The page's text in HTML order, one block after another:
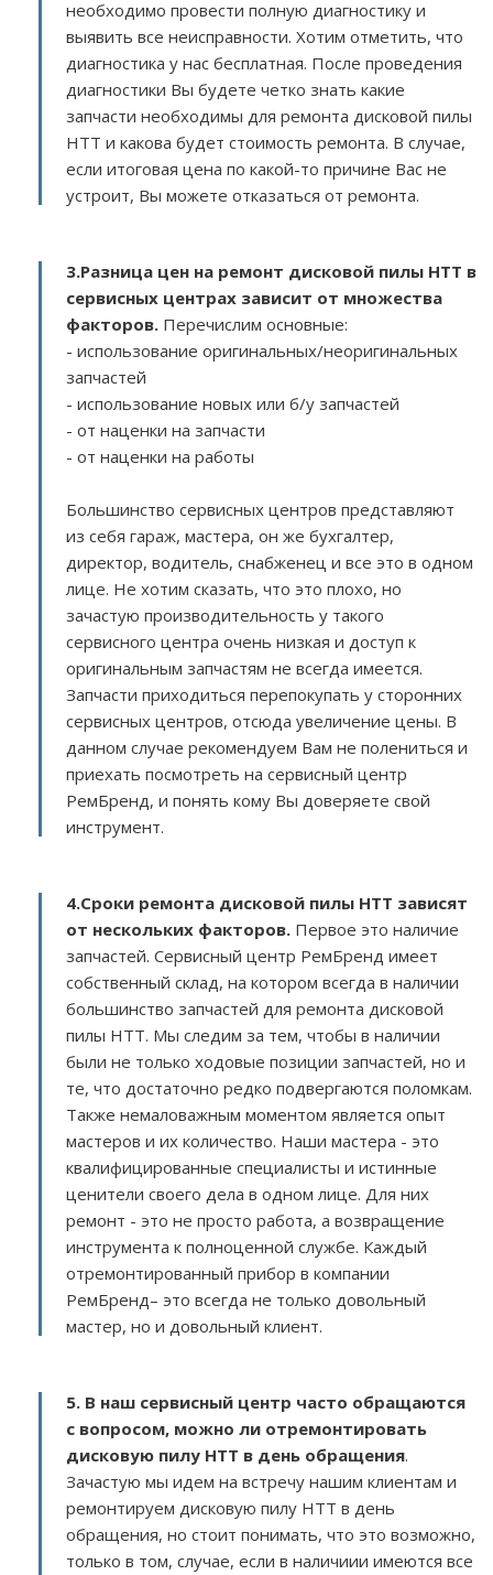
необходимо провести полную диагностику и
выявить все неисправности. Хотим отметить, что
диагностика у нас бесплатная. После проведения
диагностики Вы будете четко знать какие
запчасти необходимы для ремонта дисковой пилы
HTT и какова будет стоимость ремонта. В случае,
если итоговая цена по какой-то причине Вас не
устроит, Вы можете отказаться от ремонта.
3.Разница цен на ремонт дисковой пилы HTT в
сервисных центрах зависит от множества
факторов. Перечислим основные:
- использование оригинальных/неоригинальных
запчастей
- использование новых или б/у запчастей
- от наценки на запчасти
- от наценки на работы
Большинство сервисных центров представляют
из себя гараж, мастера, он же бухгалтер,
директор, водитель, снабженец и все это в одном
лице. Не хотим сказать, что это плохо, но
зачастую производительность у такого
сервисного центра очень низкая и доступ к
оригинальным запчастям не всегда имеется.
Запчасти приходиться перепокупать у сторонних
сервисных центров, отсюда увеличение цены. В
данном случае рекомендуем Вам не полениться и
приехать посмотреть на сервисный центр
РемБренд, и понять кому Вы доверяете свой
инструмент.
4.Сроки ремонта дисковой пилы HTT зависят
от нескольких факторов. Первое это наличие
запчастей. Сервисный центр РемБренд имеет
собственный склад, на котором всегда в наличии
большинство запчастей для ремонта дисковой
пилы HTT. Мы следим за тем, чтобы в наличии
были не только ходовые позиции запчастей, но и
те, что достаточно редко подвергаются поломкам.
Также немаловажным моментом является опыт
мастеров и их количество. Наши мастера - это
квалифицированные специалисты и истинные
ценители своего дела в одном лице. Для них
ремонт - это не просто работа, а возвращение
инструмента к полноценной службе. Каждый
отремонтированный прибор в компании
РемБренд– это всегда не только довольный
мастер, но и довольный клиент.
5. В наш сервисный центр часто обращаются
с вопросом, можно ли отремонтировать
дисковую пилу HTT в день обращения.
Зачастую мы идем на встречу нашим клиентам и
ремонтируем дисковую пилу HTT в день
обращения, но стоит понимать, что это возможно,
только в том, случае, если в наличиии имеются все